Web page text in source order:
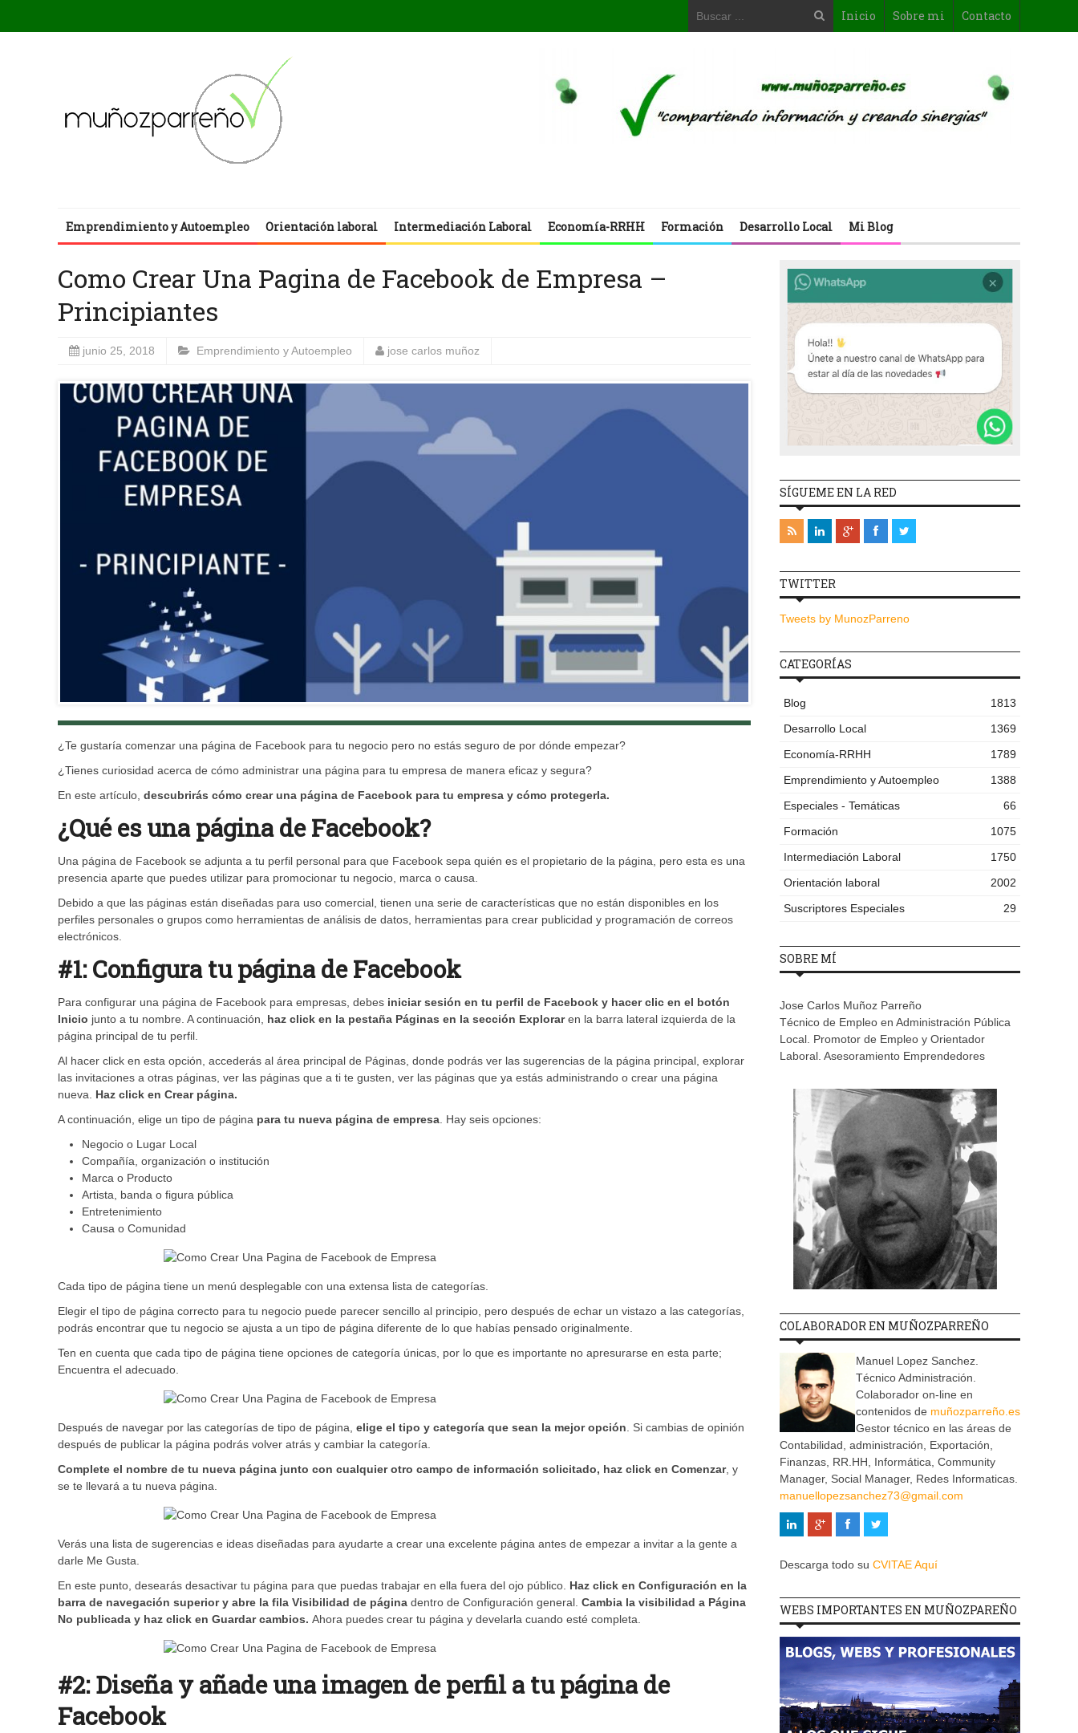
Inicio Sobre mi Contacto
Emprendimiento y Autoempleo Orientación laboral Intermediación Laboral Economía-RRHH Formación Desarrollo Local Mi Blog
Como Crear Una Pagina de Facebook de Empresa –
Principiantes
junio 25, 2018 Emprendimiento y Autoempleo jose carlos muñoz
¿Te gustaría comenzar una página de Facebook para tu negocio pero no estás seguro de por dónde empezar?
¿Tienes curiosidad acerca de cómo administrar una página para tu empresa de manera eficaz y segura?
En este artículo, descubrirás cómo crear una página de Facebook para tu empresa y cómo protegerla.
¿Qué es una página de Facebook?
Una página de Facebook se adjunta a tu perfil personal para que Facebook sepa quién es el propietario de la página, pero esta es una
presencia aparte que puedes utilizar para promocionar tu negocio, marca o causa.
Debido a que las páginas están diseñadas para uso comercial, tienen una serie de características que no están disponibles en los
perfiles personales o grupos como herramientas de análisis de datos, herramientas para crear publicidad y programación de correos
electrónicos.
#1: Configura tu página de Facebook
Para configurar una página de Facebook para empresas, debes iniciar sesión en tu perfil de Facebook y hacer clic en el botón
Inicio junto a tu nombre. A continuación, haz click en la pestaña Páginas en la sección Exploraren la barra lateral izquierda de la
página principal de tu perfil.
Al hacer click en esta opción, accederás al área principal de Páginas, donde podrás ver las sugerencias de la página principal, explorar
las invitaciones a otras páginas, ver las páginas que a ti te gusten, ver las páginas que ya estás administrando o crear una página
nueva. Haz click en Crear página.
A continuación, elige un tipo de página para tu nueva página de empresa. Hay seis opciones:
Negocio o Lugar Local
Compañía, organización o institución
Marca o Producto
Artista, banda o figura pública
Entretenimiento
Causa o Comunidad
Cada tipo de página tiene un menú desplegable con una extensa lista de categorías.
Elegir el tipo de página correcto para tu negocio puede parecer sencillo al principio, pero después de echar un vistazo a las categorías,
podrás encontrar que tu negocio se ajusta a un tipo de página diferente de lo que habías pensado originalmente.
Ten en cuenta que cada tipo de página tiene opciones de categoría únicas, por lo que es importante no apresurarse en esta parte;
Encuentra el adecuado.
Después de navegar por las categorías de tipo de página, elige el tipo y categoría que sean la mejor opción. Si cambias de opinión
después de publicar la página podrás volver atrás y cambiar la categoría.
Complete el nombre de tu nueva página junto con cualquier otro campo de información solicitado, haz click en Comenzar, y
se te llevará a tu nueva página.
Verás una lista de sugerencias e ideas diseñadas para ayudarte a crear una excelente página antes de empezar a invitar a la gente a
darle Me Gusta.
En este punto, desearás desactivar tu página para que puedas trabajar en ella fuera del ojo público. Haz click en Configuración en la
barra de navegación superior y abre la fila Visibilidad de página dentro de Configuración general. Cambia la visibilidad a Página
No publicada y haz click en Guardar cambios. Ahora puedes crear tu página y develarla cuando esté completa.
#2: Diseña y añade una imagen de perfil a tu página de
Facebook
SÍGUEME EN LA RED
TWITTER
Tweets by MunozParreno
CATEGORÍAS
Blog
1813
Desarrollo Local
1369
Economía-RRHH
1789
Emprendimiento y Autoempleo
1388
Especiales - Temáticas
66
Formación
1075
Intermediación Laboral
1750
Orientación laboral
2002
Suscriptores Especiales
29
SOBRE MÍ
Jose Carlos Muñoz Parreño
Técnico de Empleo en Administración Pública
Local. Promotor de Empleo y Orientador
Laboral. Asesoramiento Emprendedores
COLABORADOR EN MUÑOZPARREÑO
Manuel Lopez Sanchez.
Técnico Administración.
Colaborador on-line en
contenidos de muñozparreño.es
Gestor técnico en las áreas de
Contabilidad, administración, Exportación,
Finanzas, RR.HH, Informática, Community
Manager, Social Manager, Redes Informaticas.
manuellopezsanchez73@gmail.com
Descarga todo su CVITAE Aquí
WEBS IMPORTANTES EN MUÑOZPAREÑO